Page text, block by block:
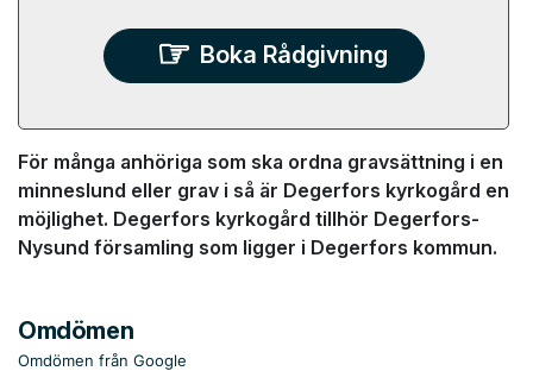
Boka Rådgivning
För många anhöriga som ska ordna gravsättning i en
minneslund eller grav i så är Degerfors kyrkogård en
möjlighet. Degerfors kyrkogård tillhör Degerfors-
Nysund församling som ligger i Degerfors kommun.
Omdömen
Omdömen från Google